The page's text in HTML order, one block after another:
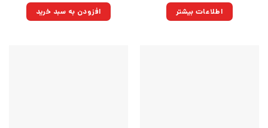
اطلاعات بیشتر ۳۲۵,۰۰۰تومان
بود.
۲۲۵,۸۷۵تومان.افزودن به سبد خرید